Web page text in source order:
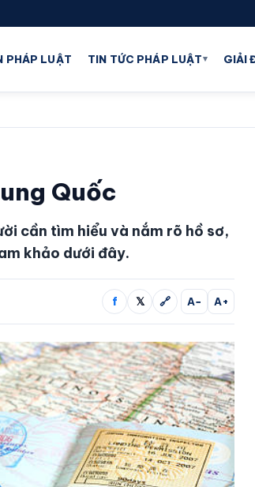
PHÁP LUẬT TIN TỨC PHÁP LUẬT▾ GIẢI
Quốc
cần tìm hiểu và nắm rõ hồ sơ,
khảo dưới đây.
f 𝕏 🔗 A− A+